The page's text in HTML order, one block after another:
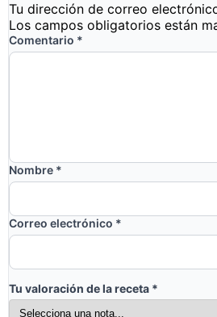
Tu dirección de correo
Los campos obligatorios están
Comentario *
Nombre *
Correo electrónico *
Tu valoración de la receta *